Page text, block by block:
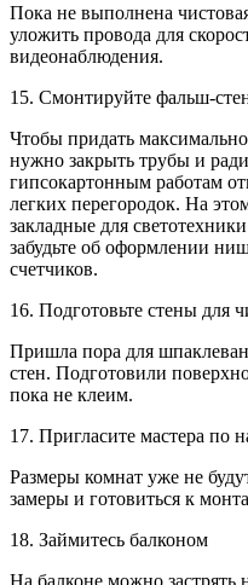
Пока не выполнена
уложить провода для
видеонаблюдения.
15. Смонтируйте фальш-
Чтобы придать
нужно закрыть трубы и
гипсокартонным работам
легких перегородок. На
закладные для
забудьте об оформлении
счетчиков.
16. Подготовьте стены для
Пришла пора для
стен. Подготовили
пока не клеим.
17. Пригласите мастера по
Размеры комнат уже не
замеры и готовиться к
18. Займитесь балконом
На балконе можно застрять